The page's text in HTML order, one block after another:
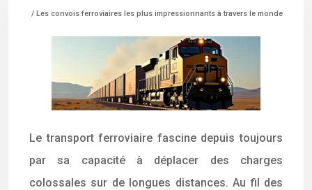
/ Les convois ferroviaires les plus impressionnants à travers le monde
Le transport ferroviaire fascine depuis toujours
par sa capacité à déplacer des charges
colossales sur de longues distances. Au fil des